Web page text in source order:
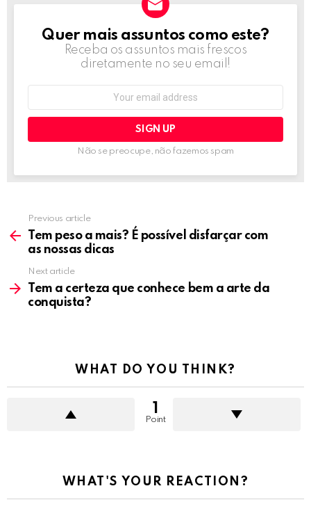
NEWSLETTER
Quer mais assuntos como este?
Receba os assuntos mais frescos
diretamente no seu email!
Não se preocupe, não fazemos spam
more
Previous article
Tem peso a mais? É possível disfarçar com
as nossas dicas
Next article
Tem a certeza que conhece bem a arte da
conquista?
WHAT DO YOU THINK?
Point
WHAT'S YOUR REACTION?